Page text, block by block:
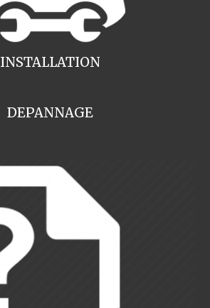
INSTALLATION
DEPANNAGE